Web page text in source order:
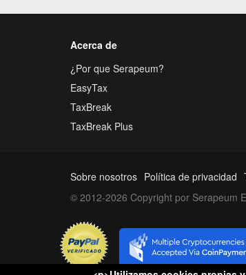
Acerca de
¿Por que Serapeum?
EasyTax
TaxBreak
TaxBreak Plus
Sobre nosotros Política de privacidad
© 2012-2026 Copyright por Serapeum